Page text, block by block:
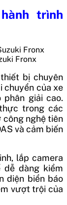
trình
Fronx
bị chuyên
chuyển của xe
giải cao.
trong các
công nghệ tiên
và cảm biến
lắp camera
dễ dàng kiểm
diện biển báo
vượt trội của